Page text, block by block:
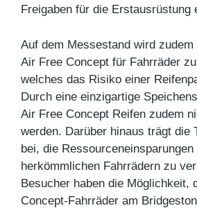
Freigaben für die Erstausrüstung
Auf dem Messestand wird
Air Free Concept für Fahrräder
welches das Risiko einer
Durch eine einzigartige
Air Free Concept Reifen zudem
werden. Darüber hinaus trägt die
bei, die
herkömmlichen Fahrrädern zu
Besucher haben die Möglichkeit,
Concept-Fahrräder am